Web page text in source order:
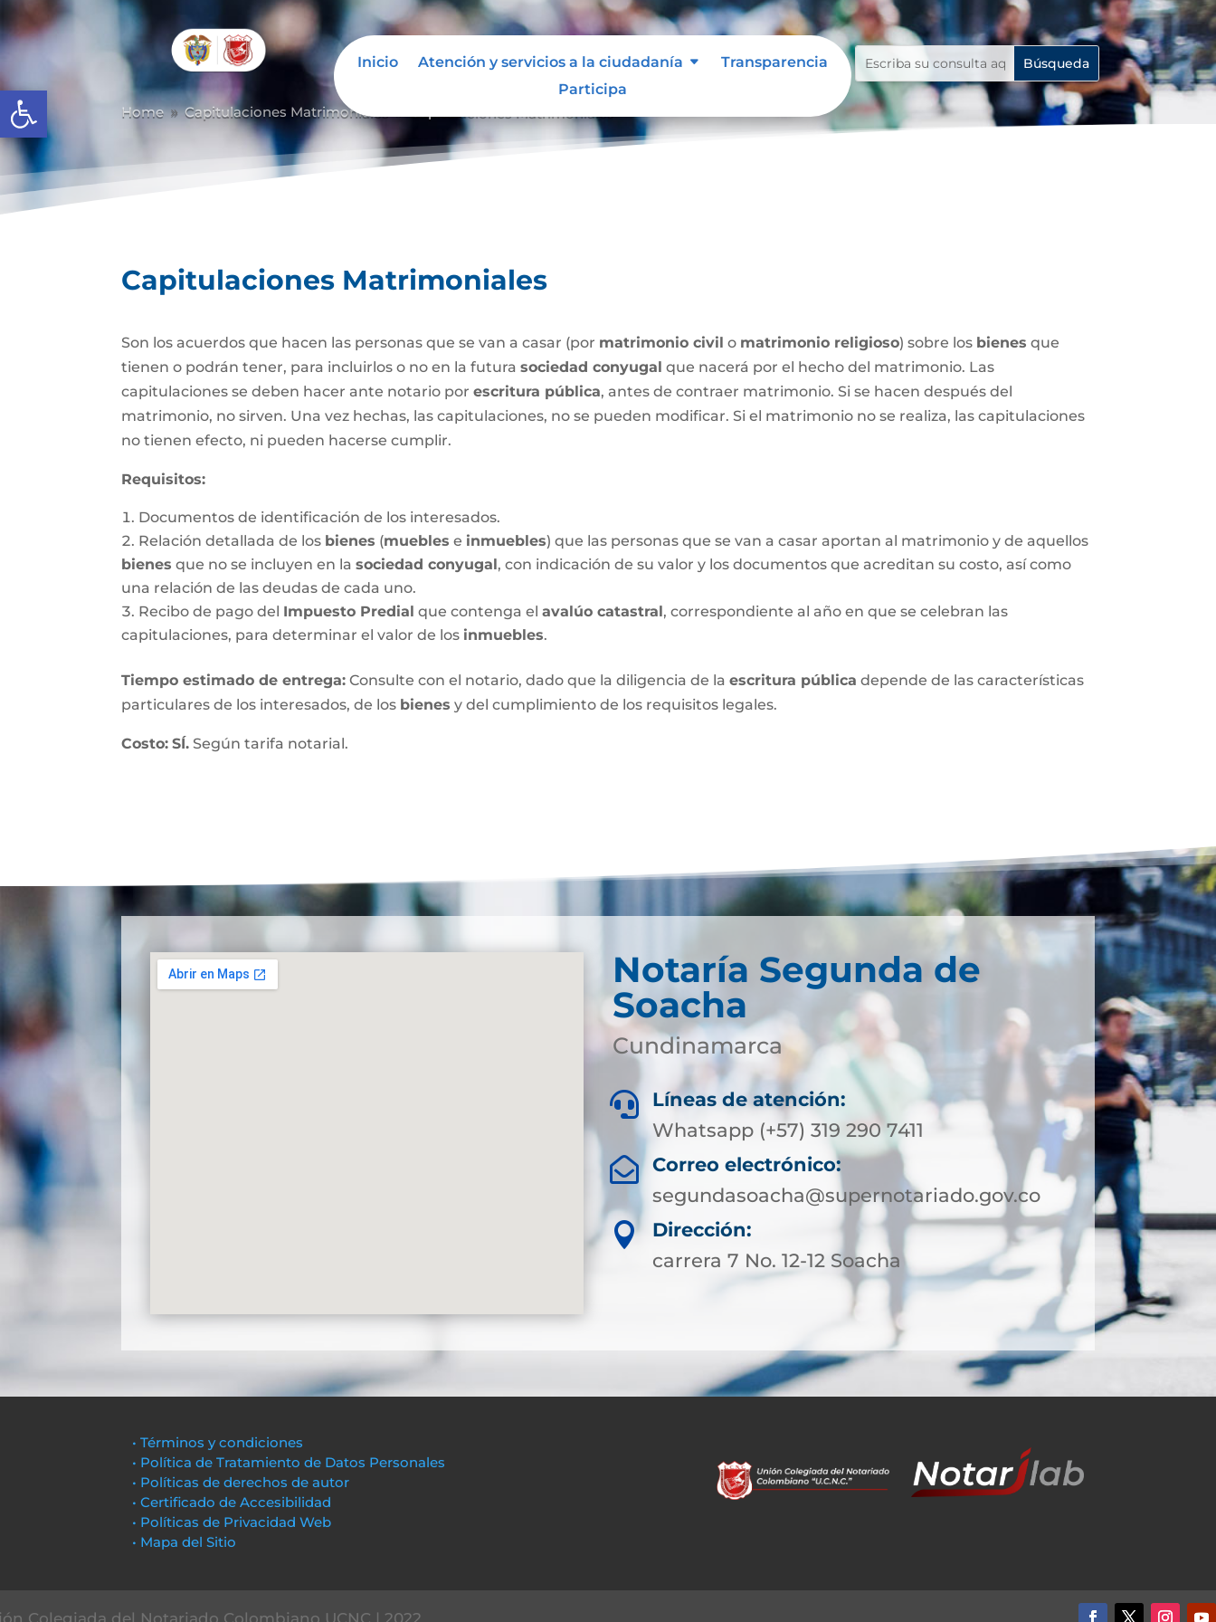
Abrir barra de herramientas
Inicio Atención y servicios a la ciudadanía
Transparencia
Participa
Home 9 Capitulaciones Matrimoniales
Capitulaciones Matrimoniales
Son los acuerdos que hacen las personas que se van a casar (por matrimonio civil o matrimonio religioso) sobre los bienes que
tienen o podrán tener, para incluirlos o no en la futurasociedad conyugal que nacerá por el hecho del matrimonio. Las
capitulaciones se deben hacer ante notario porescritura pública, antes de contraer matrimonio. Si se hacen después del
matrimonio, no sirven. Una vez hechas, las capitulaciones, no se pueden modificar. Si el matrimonio no se realiza, las capitulaciones
no tienen efecto, ni pueden hacerse cumplir.
Requisitos:
Documentos de identificación de los interesados.
Relación detallada de los bienes (muebles e inmuebles) que las personas que se van a casar aportan al matrimonio y de aquellos
bienes que no se incluyen en lasociedad conyugal, con indicación de su valor y los documentos que acreditan su costo, así como
una relación de las deudas de cada uno.
Recibo de pago del Impuesto Predial que contenga elavalúo catastral, correspondiente al año en que se celebran las
capitulaciones, para determinar el valor de los inmuebles.
Tiempo estimado de entrega: Consulte con el notario, dado que la diligencia de laescritura pública depende de las características
particulares de los interesados, de los bienes y del cumplimiento de los requisitos legales.
Costo: SÍ. Según tarifa notarial.
Notaría Segunda de
Soacha
Cundinamarca

Líneas de atención:
Whatsapp (+57) 319 290 7411

Correo electrónico:
segundasoacha@supernotariado.gov.co

Dirección:
carrera 7 No. 12-12 Soacha
• Términos y condiciones
• Política de Tratamiento de Datos Personales
• Políticas de derechos de autor
• Certificado de Accesibilidad
• Políticas de Privacidad Web
• Mapa del Sitio
Colegiada del Notariado Colombiano UCNC | 2022